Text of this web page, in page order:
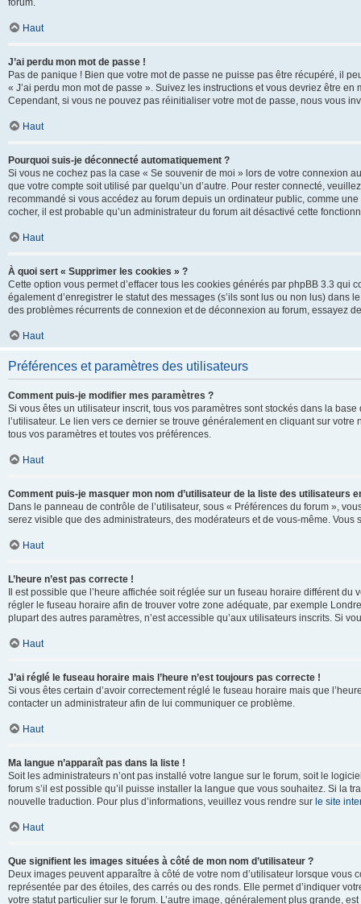
forum.
Haut
J’ai perdu mon mot de passe !
Pas de panique ! Bien que votre mot de passe ne puisse pas être récupéré, il
« J’ai perdu mon mot de passe ». Suivez les instructions et vous devriez être
Cependant, si vous ne pouvez pas réinitialiser votre mot de passe, nous vous
Haut
Pourquoi suis-je déconnecté automatiquement ?
Si vous ne cochez pas la case « Se souvenir de moi » lors de votre connexion
que votre compte soit utilisé par quelqu’un d’autre. Pour rester connecté,
recommandé si vous accédez au forum depuis un ordinateur public, comme
cocher, il est probable qu’un administrateur du forum ait désactivé cette
Haut
À quoi sert « Supprimer les cookies » ?
Cette option vous permet d’effacer tous les cookies générés par phpBB 3.3
également d’enregistrer le statut des messages (s’ils sont lus ou non lus)
des problèmes récurrents de connexion et de déconnexion au forum, essayez
Haut
Préférences et paramètres des utilisateurs
Comment puis-je modifier mes paramètres ?
Si vous êtes un utilisateur inscrit, tous vos paramètres sont stockés dans la
l’utilisateur. Le lien vers ce dernier se trouve généralement en cliquant sur
tous vos paramètres et toutes vos préférences.
Haut
Comment puis-je masquer mon nom d’utilisateur de la liste des utilisateurs
Dans le panneau de contrôle de l’utilisateur, sous « Préférences du forum »,
serez visible que des administrateurs, des modérateurs et de vous-même.
Haut
L’heure n’est pas correcte !
Il est possible que l’heure affichée soit réglée sur un fuseau horaire différent
régler le fuseau horaire afin de trouver votre zone adéquate, par exemple
plupart des autres paramètres, n’est accessible qu’aux utilisateurs inscrits. Si
Haut
J’ai réglé le fuseau horaire mais l’heure n’est toujours pas correcte !
Si vous êtes certain d’avoir correctement réglé le fuseau horaire mais que
contacter un administrateur afin de lui communiquer ce problème.
Haut
Ma langue n’apparaît pas dans la liste !
Soit les administrateurs n’ont pas installé votre langue sur le forum, soit le
forum s’il est possible qu’il puisse installer la langue que vous souhaitez. Si la
nouvelle traduction. Pour plus d’informations, veuillez vous rendre sur le site
Haut
Que signifient les images situées à côté de mon nom d’utilisateur ?
Deux images peuvent apparaître à côté de votre nom d’utilisateur lorsque
représentée par des étoiles, des carrés ou des ronds. Elle permet d’indiquer
votre statut particulier sur le forum. L’autre image, généralement plus grande,